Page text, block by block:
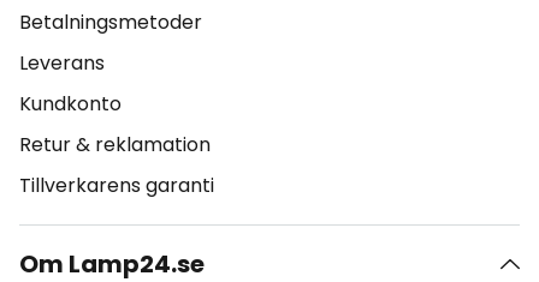
Betalningsmetoder
Leverans
Kundkonto
Retur & reklamation
Tillverkarens garanti
Om Lamp24.se